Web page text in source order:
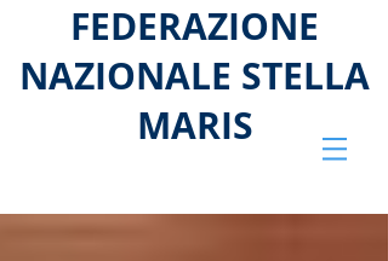
FEDERAZIONE
NAZIONALE STELLA
MARIS